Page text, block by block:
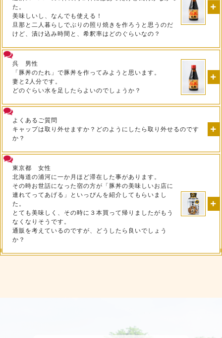
た。
美味しいし、なんでも使える！
旦那と二人暮らしでぶりの照り焼きを作ろうと思うのだ
けど、漬け込み時間と、希釈率はどのぐらいなの？
呉 男性
「豚丼のたれ」で豚丼を作ってみようと思います。
妻と2人分です。
どのぐらい水を足したらよいのでしょうか？
よくあるご質問
キャップは取り外せますか？どのようにしたら取り外せるのです
か？
東京都 女性
北海道の浦河に一か月ほど滞在した事があります。
その時お世話になった宿の方が「豚丼の美味しいお店に
連れてってあげる」といっぴんを紹介してもらいまし
た。
とても美味しく、その時に３本買って帰りましたがもう
なくなりそうです。
通販を考えているのですが、どうしたら良いでしょう
か？